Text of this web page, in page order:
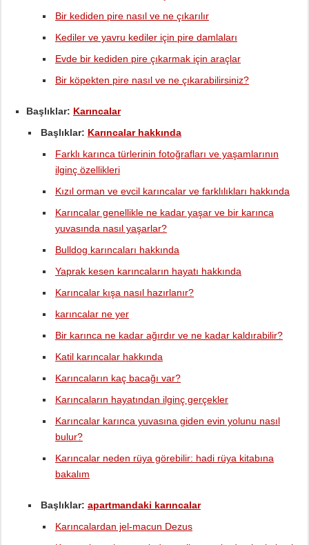
Bir kediden pire nasıl ve ne çıkarılır
Kediler ve yavru kediler için pire damlaları
Evde bir kediden pire çıkarmak için araçlar
Bir köpekten pire nasıl ve ne çıkarabilirsiniz?
Başlıklar: Karıncalar
Başlıklar: Karıncalar hakkında
Farklı karınca türlerinin fotoğrafları ve yaşamlarının
ilginç özellikleri
Kızıl orman ve evcil karıncalar ve farklılıkları hakkında
Karıncalar genellikle ne kadar yaşar ve bir karınca
yuvasında nasıl yaşarlar?
Bulldog karıncaları hakkında
Yaprak kesen karıncaların hayatı hakkında
Karıncalar kışa nasıl hazırlanır?
karıncalar ne yer
Bir karınca ne kadar ağırdır ve ne kadar kaldırabilir?
Katil karıncalar hakkında
Karıncaların kaç bacağı var?
Karıncaların hayatından ilginç gerçekler
Karıncalar karınca yuvasına giden evin yolunu nasıl
bulur?
Karıncalar neden rüya görebilir: hadi rüya kitabına
bakalım
Başlıklar: apartmandaki karıncalar
Karıncalardan jel-macun Dezus